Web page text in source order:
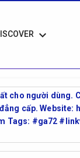
keyboard_arrow_down
cho người dùng.
cấp.
Tags: #ga72